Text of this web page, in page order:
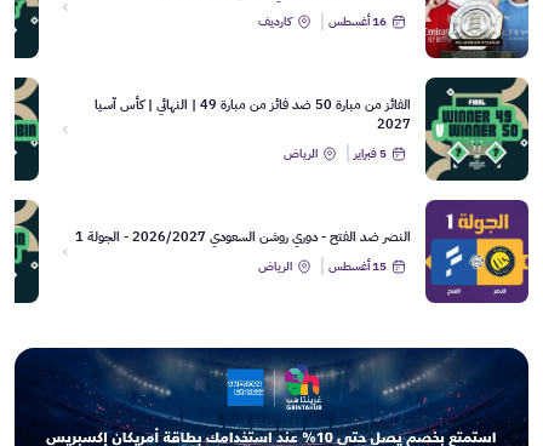
16 أغسطس كارديف
الفائز من مبارة 50 ضد فائز من مبارة 49 | النهائي | كأس آسيا
2027
5 فبراير الرياض
النصر ضد الفتح - دوري روشن السعودي 2026/2027 - الجولة 1
15 أغسطس الرياض